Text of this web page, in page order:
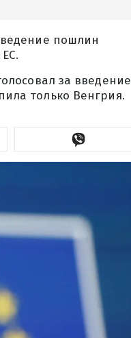
пошлин
за введение
только Венгрия.